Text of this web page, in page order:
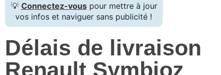
💡 Connectez-vouspour mettre à jour
vos infos et naviguer sans publicité !
Délais de livraison
Renault Symbioz